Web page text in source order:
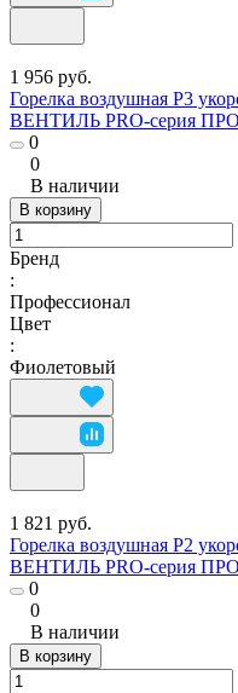
1 956 руб.
Горелка воздушная Р3
ВЕНТИЛЬ PRO-серия
0
0
В наличии
В корзину
Бренд
:
Профессионал
Цвет
:
Фиолетовый
1 821 руб.
Горелка воздушная Р2
ВЕНТИЛЬ PRO-серия
0
0
В наличии
В корзину